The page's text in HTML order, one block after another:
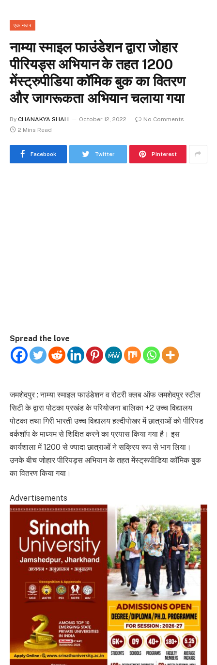
एक नजर
नाम्या स्माइल फाउंडेशन द्वारा जोहार
पीरियड्स अभियान के तहत 1200
मेंस्ट्रुपीडिया कॉमिक बुक का वितरण
और जागरूकता अभियान चलाया गया
By CHANAKYA SHAH October 12, 2022
No Comments
2 Mins Read
Facebook Twitter Pinterest
Spread the love
जमशेदपुर : नाम्या स्माइल फाउंडेशन व रोटरी क्लब ऑफ जमशेदपुर स्टील
सिटी के द्वारा पोटका प्रखंड के परियोजना बालिका +2 उच्च विद्यालय
पोटका तथा गिरी भारती उच्च विद्यालय हल्दीपोखर में छात्राओं को पीरियड
वर्कशॉप के माध्यम से शिक्षित करने का प्रयास किया गया है। इस
कार्यशाला में 1200 से ज्यादा छात्राओं ने सक्रिय रूप से भाग लिया।
उनके बीच जोहार पीरियड्स अभियान के तहत मेंस्ट्रूपीडिया कॉमिक बुक
का वितरण किया गया।
Advertisements